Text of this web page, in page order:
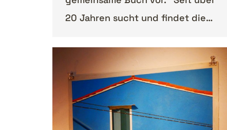
20 Jahren sucht und findet die…